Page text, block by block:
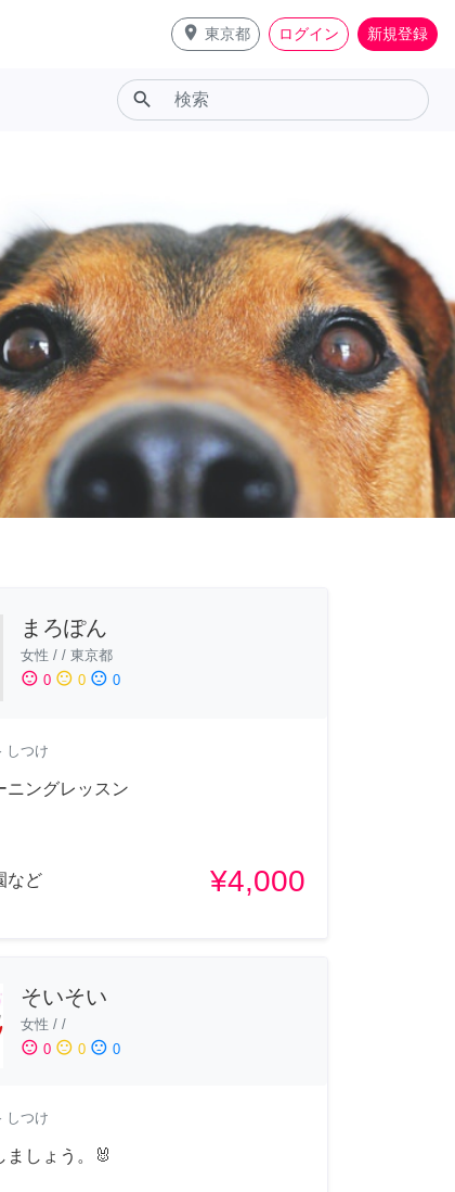
place 東京都 ログイン 新規登録
search
まろぽん
女性 / / 東京都
sentiment_satisfied 0 sentiment_neutral 0 sentiment_dissatisfied 0
しつけ
ニングレッスン
など ¥4,000
そいそい
女性 / /
sentiment_satisfied 0 sentiment_neutral 0 sentiment_dissatisfied 0
しつけ
ましょう。🐰